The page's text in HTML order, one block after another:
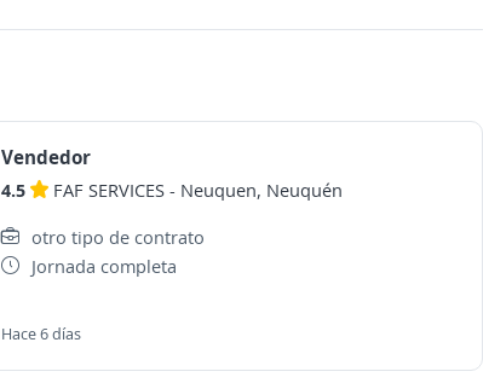
Vendedor
4.5 FAF SERVICES - Neuquen, Neuquén
otro tipo de contrato
Jornada completa
Hace 6 días